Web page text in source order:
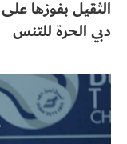
الثقيل بفوزها
دبي الحرة للتنس